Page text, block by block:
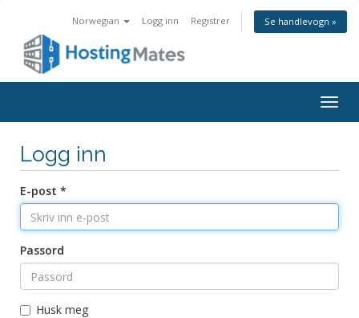
Norwegian Logg inn Registrer Se handlevogn »
Bytt
Logg inn
E-post *
Passord
Husk meg